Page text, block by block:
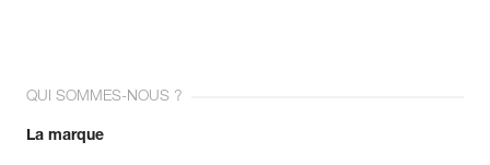
QUI SOMMES-NOUS ?
La marque